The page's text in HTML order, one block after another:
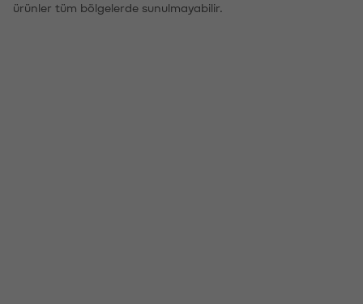
ürünler tüm bölgelerde sunulmayabilir.